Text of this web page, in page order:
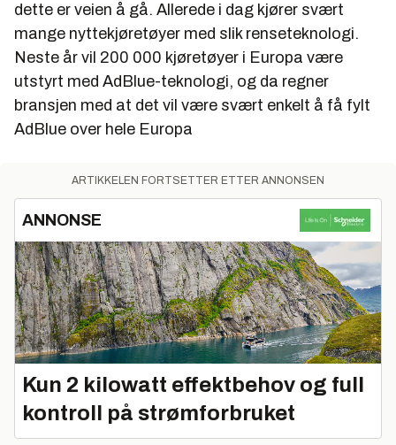
dette er veien å gå. Allerede i dag kjører svært
mange nyttekjøretøyer med slik renseteknologi.
Neste år vil 200 000 kjøretøyer i Europa være
utstyrt med AdBlue-teknologi, og da regner
bransjen med at det vil være svært enkelt å få fylt
AdBlue over hele Europa
ARTIKKELEN FORTSETTER ETTER ANNONSEN
ANNONSE
Kun 2 kilowatt effektbehov og full
kontroll på strømforbruket